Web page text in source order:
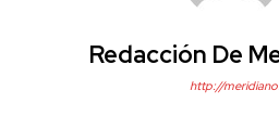
Redacción De
http://